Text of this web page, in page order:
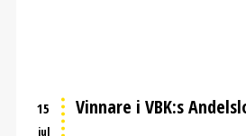
15
jul
Vinnare i VBK:s